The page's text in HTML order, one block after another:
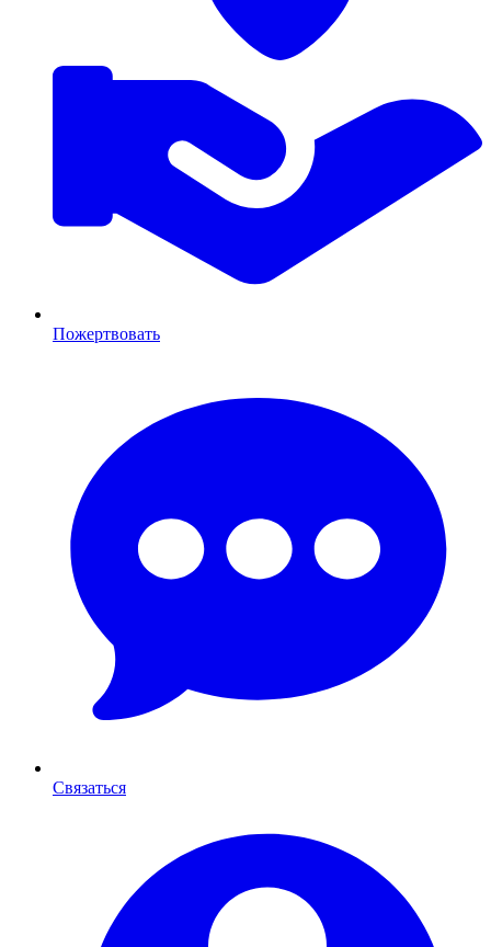
Пожертвовать
Связаться